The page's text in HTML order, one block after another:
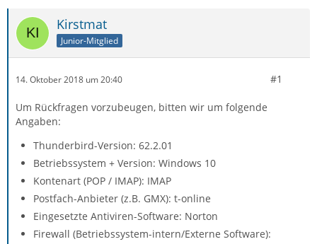
Kirstmat
Junior-Mitglied
14. Oktober 2018 um 20:40 #1
Um Rückfragen vorzubeugen, bitten wir um folgende
Angaben:
Thunderbird-Version: 62.2.01
Betriebssystem + Version: Windows 10
Kontenart (POP / IMAP): IMAP
Postfach-Anbieter (z.B. GMX): t-online
Eingesetzte Antiviren-Software: Norton
Firewall (Betriebssystem-intern/Externe Software):